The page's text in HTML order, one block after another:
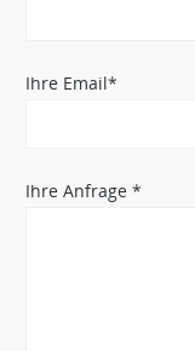
Ihre Email*
Ihre Anfrage *